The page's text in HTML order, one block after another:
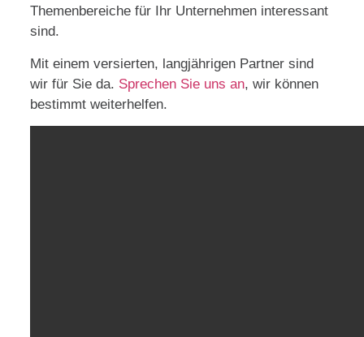
Themenbereiche für Ihr Unternehmen interessant
sind.
Mit einem versierten, langjährigen Partner sind
wir für Sie da. Sprechen Sie uns an, wir können
bestimmt weiterhelfen.